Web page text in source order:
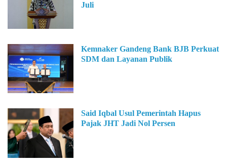
Juli
Kemnaker Gandeng Bank BJB Perkuat
SDM dan Layanan Publik
Said Iqbal Usul Pemerintah Hapus
Pajak JHT Jadi Nol Persen